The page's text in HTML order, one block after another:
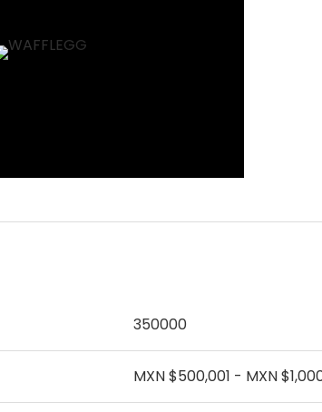
350000
MXN $500,001 - MXN